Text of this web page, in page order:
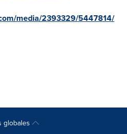
media/2393329/5447814/
globales